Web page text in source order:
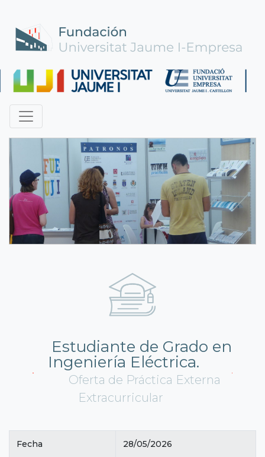
Estudiante de Grado en
Ingeniería Eléctrica.
Oferta de Práctica Externa
Extracurricular
Fecha 28/05/2026